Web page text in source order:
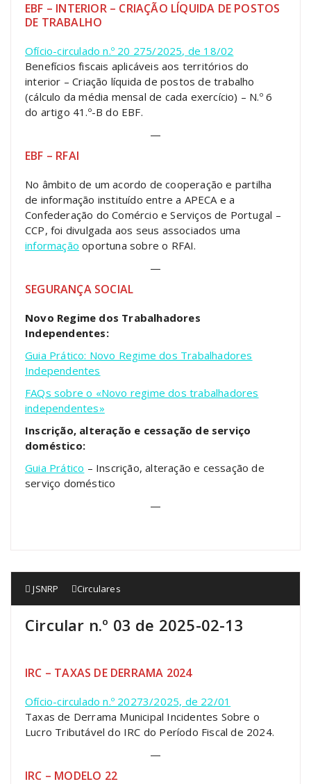
EBF – INTERIOR – CRIAÇÃO LÍQUIDA DE POSTOS
DE TRABALHO
Ofício-circulado n.º 20 275/2025, de 18/02
Benefícios fiscais aplicáveis aos territórios do
interior – Criação líquida de postos de trabalho
(cálculo da média mensal de cada exercício) – N.º 6
do artigo 41.º-B do EBF.
—
EBF – RFAI
No âmbito de um acordo de cooperação e partilha
de informação instituído entre a APECA e a
Confederação do Comércio e Serviços de Portugal –
CCP, foi divulgada aos seus associados uma
informação oportuna sobre o RFAI.
—
SEGURANÇA SOCIAL
Novo Regime dos Trabalhadores
Independentes:
Guia Prático: Novo Regime dos Trabalhadores
Independentes
FAQs sobre o «Novo regime dos trabalhadores
independentes»
Inscrição, alteração e cessação de serviço
doméstico:
Guia Prático – Inscrição, alteração e cessação de
serviço doméstico
—
JSNRP Circulares
Circular n.º 03 de 2025-02-13
IRC – TAXAS DE DERRAMA 2024
Ofício-circulado n.º 20273/2025, de 22/01
Taxas de Derrama Municipal Incidentes Sobre o
Lucro Tributável do IRC do Período Fiscal de 2024.
—
IRC – MODELO 22